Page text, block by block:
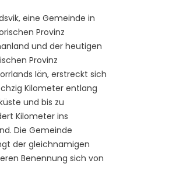
eine Gemeinde in
Provinz
und der heutigen
Provinz
Iän, erstreckt sich
Kilometer entlang
und bis zu
Kilometer ins
Die Gemeinde
der gleichnamigen
Benennung sich von